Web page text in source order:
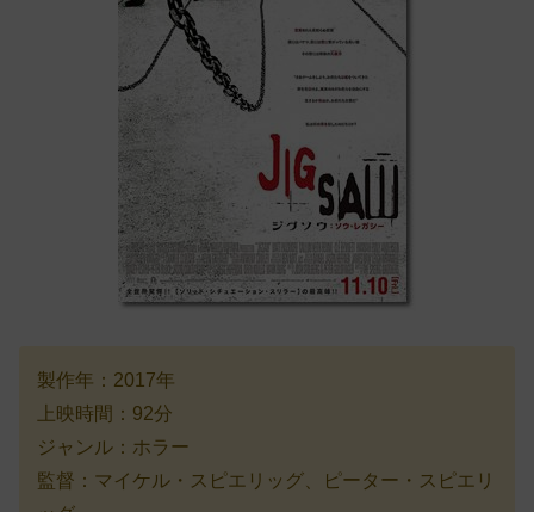
製作年：2017年
上映時間：92分
ジャンル：ホラー
監督：マイケル・スピエリッグ、ピーター・スピエリ